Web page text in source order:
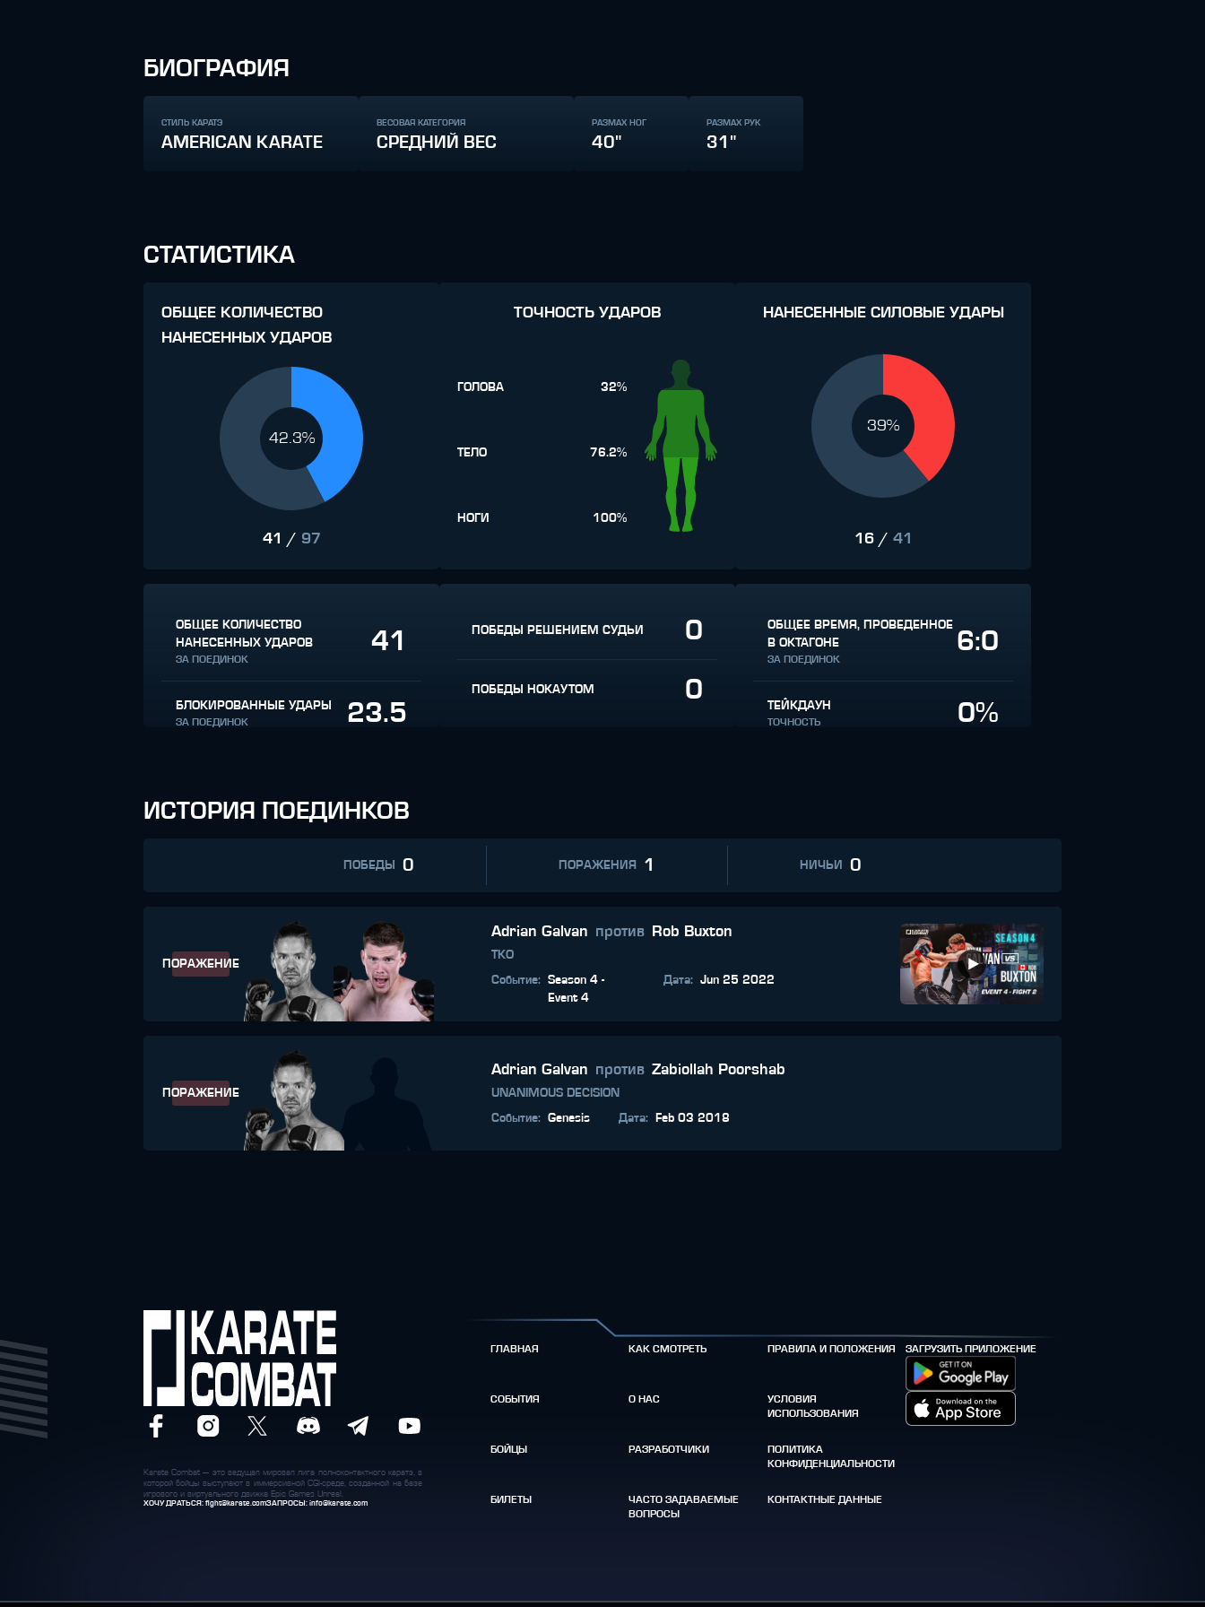
БИОГРАФИЯ
СТИЛЬ КАРАТЭ
AMERICAN KARATE
ВЕСОВАЯ КАТЕГОРИЯ
СРЕДНИЙ ВЕС
РАЗМАХ НОГ
40"
РАЗМАХ РУК
31"
СТАТИСТИКА
ОБЩЕЕ КОЛИЧЕСТВО
НАНЕСЕННЫХ УДАРОВ
42.3%
41 / 97
ТОЧНОСТЬ УДАРОВ
ГОЛОВА 32%
ТЕЛО 76.2%
НОГИ 100%
НАНЕСЕННЫЕ СИЛОВЫЕ УДАРЫ
39%
16/ 41
ОБЩЕЕ КОЛИЧЕСТВО
НАНЕСЕННЫХ УДАРОВ
ЗА ПОЕДИНОК
41
БЛОКИРОВАННЫЕ УДАРЫ
ЗА ПОЕДИНОК 23.5
ПОБЕДЫ РЕШЕНИЕМ СУДЬИ 0
ПОБЕДЫ НОКАУТОМ 0
ОБЩЕЕ ВРЕМЯ, ПРОВЕДЕННОЕ
В ОКТАГОНЕ
ЗА ПОЕДИНОК
6:0
ТЕЙКДАУН
ТОЧНОСТЬ 0%
ИСТОРИЯ ПОЕДИНКОВ
ПОБЕДЫ 0 ПОРАЖЕНИЯ 1 НИЧЬИ 0
ПОРАЖЕНИЕ
Adrian Galvan против Rob Buxton
TKO
Событие: Season 4 -
Event 4
Дата: Jun 25 2022
ПОРАЖЕНИЕ
Adrian Galvan против Zabiollah Poorshab
UNANIMOUS DECISION
Событие: Genesis Дата: Feb 03 2018
ГЛАВНАЯ
СОБЫТИЯ
БОЙЦЫ
БИЛЕТЫ
КАК СМОТРЕТЬ
О НАС
РАЗРАБОТЧИКИ
ЧАСТО ЗАДАВАЕМЫЕ
ВОПРОСЫ
ПРАВИЛА И ПОЛОЖЕНИЯ
УСЛОВИЯ
ИСПОЛЬЗОВАНИЯ
ПОЛИТИКА
КОНФИДЕНЦИАЛЬНОСТИ
КОНТАКТНЫЕ ДАННЫЕ
ЗАГРУЗИТЬ ПРИЛОЖЕНИЕ
Karate Combat — это ведущая мировая лига полноконтактного каратэ, в
которой бойцы выступают в иммерсивной CGI-среде, созданной на базе
игрового и виртуального движка Epic Games Unreal.
ХОЧУ ДРАТЬСЯ: fight@karate.comЗАПРОСЫ: info@karate.com